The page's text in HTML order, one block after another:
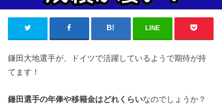
LINE
鎌田大地選手が、ドイツで活躍しているようで期待が持
てます！
鎌田選手の年俸や移籍金はどれくらいなのでしょうか？